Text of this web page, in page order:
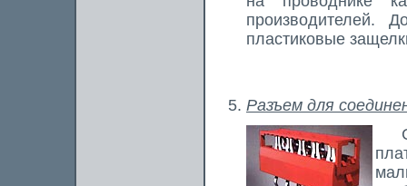
производителей.
пластиковые
Разъем для